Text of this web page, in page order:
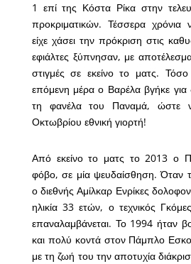
1 επί της Κόστα Ρίκα στην
προκριματικών. Τέσσερα
είχε χάσει την πρόκριση στις
εφιάλτες ξύπνησαν, με
στιγμές σε εκείνο το ματς.
επόμενη μέρα ο Βαρέλα βγήκε για
τη φανέλα του Παναμά, ώστε
Οκτωβρίου εθνική γιορτή!
Από εκείνο το ματς το 2013 ο
φόβο, σε μία ψευδαίσθηση. Όταν
ο διεθνής Αμίλκαρ Ενρίκες
ηλικία 33 ετών, ο τεχνικός
επαναλαμβάνεται. Το 1994 ήταν
και πολύ κοντά στον Πάμπλο
με τη ζωή του την αποτυχία